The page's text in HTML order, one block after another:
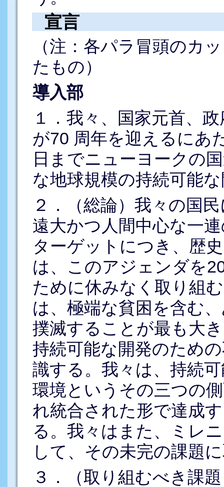
宣言
（注：各パラ冒頭のカ
たもの）
導入部
１．我々、国家元首、
が70 周年を迎えるにあ
日までニューヨークの
な地球規模の持続可能
２．（総論）我々の国
遠大かつ人間中心な一
ターゲットにつき、歴
は、このアジェンダを
ために休みなく取り組
は、極端な貧困を含む
撲滅することが最も大
持続可能な開発のため
識する。我々は、持続
環境というその三つの
れ統合された形で達成
る。我々はまた、ミレ
して、その未完の課題
３．（取り組むべき課